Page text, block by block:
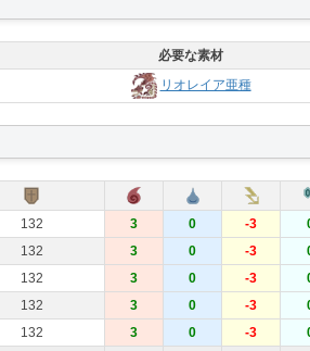
必要な素材
リオレイア亜種
132 3 0 -3
132 3 0 -3
132 3 0 -3
132 3 0 -3
132 3 0 -3